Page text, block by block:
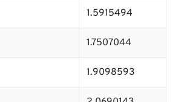
1.5915494
1.7507044
1.9098593